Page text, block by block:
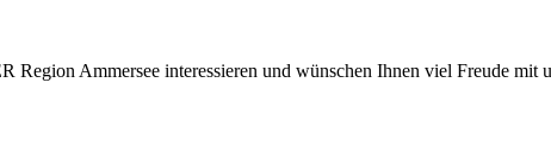
Ammersee interessieren und wünschen Ihnen viel Freude mit